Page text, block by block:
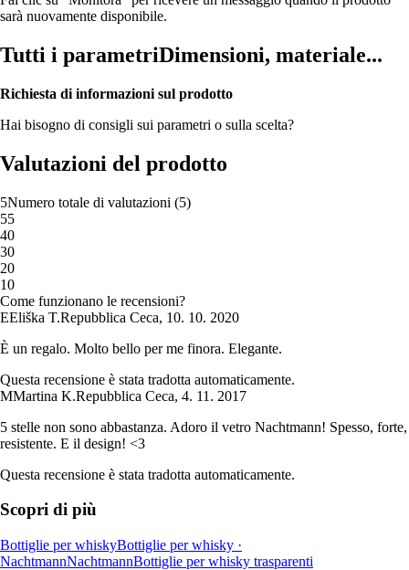
sarà nuovamente disponibile.
Tutti i parametriDimensioni, materiale...
Richiesta di informazioni sul prodotto
Hai bisogno di consigli sui parametri o sulla scelta?
Valutazioni del prodotto
5Numero totale di valutazioni (5)
55
40
30
20
10
Come funzionano le recensioni?
EEliška T.Repubblica Ceca, 10. 10. 2020
È un regalo. Molto bello per me finora. Elegante.
Questa recensione è stata tradotta automaticamente.
MMartina K.Repubblica Ceca, 4. 11. 2017
5 stelle non sono abbastanza. Adoro il vetro Nachtmann! Spesso, forte,
resistente. E il design! <3
Questa recensione è stata tradotta automaticamente.
Scopri di più
Bottiglie per whiskyBottiglie per whisky ·
NachtmannNachtmannBottiglie per whisky trasparenti